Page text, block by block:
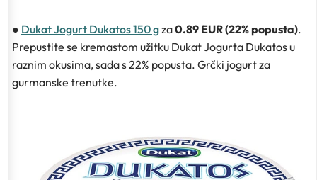
● Dukat Jogurt Dukatos 150 gza0.89 EUR (22% popusta).
Prepustite se kremastom užitku Dukat Jogurta Dukatos u
raznim okusima, sada s 22% popusta. Grčki jogurt za
gurmanske trenutke.